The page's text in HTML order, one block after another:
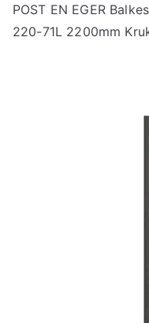
POST EN EGER
220-71L 2200mm